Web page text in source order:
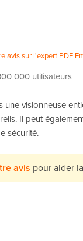
avis sur l'expert PDF
000 utilisateurs
visionneuse
Il peut
sécurité.
avis pour aider